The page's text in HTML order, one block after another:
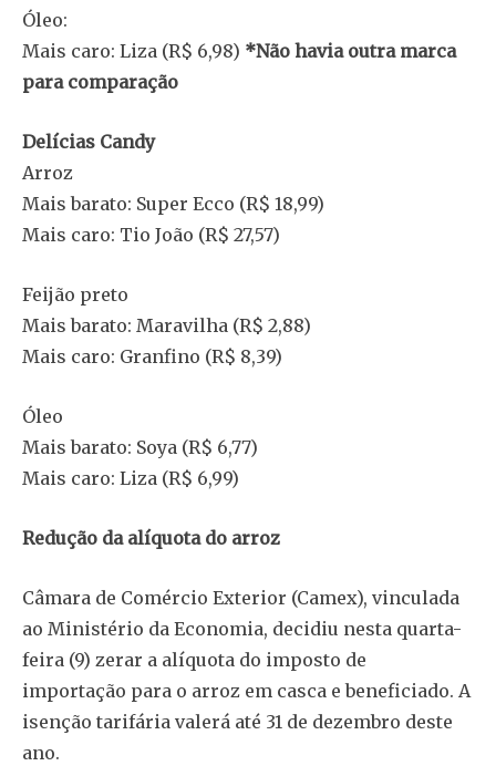
Óleo:
Mais caro: Liza (R$ 6,98) *Não havia outra marca
para comparação
Delícias Candy
Arroz
Mais barato: Super Ecco (R$ 18,99)
Mais caro: Tio João (R$ 27,57)
Feijão preto
Mais barato: Maravilha (R$ 2,88)
Mais caro: Granfino (R$ 8,39)
Óleo
Mais barato: Soya (R$ 6,77)
Mais caro: Liza (R$ 6,99)
Redução da alíquota do arroz
Câmara de Comércio Exterior (Camex), vinculada
ao Ministério da Economia, decidiu nesta quarta-
feira (9) zerar a alíquota do imposto de
importação para o arroz em casca e beneficiado. A
isenção tarifária valerá até 31 de dezembro deste
ano.